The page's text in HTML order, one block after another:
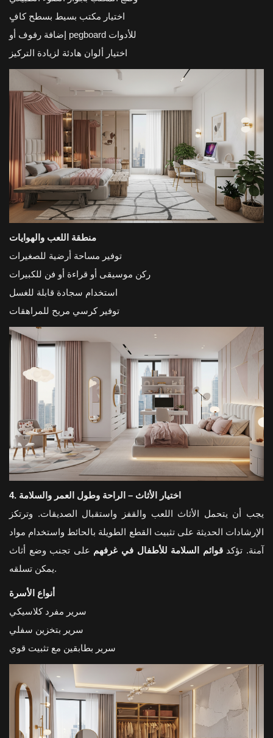
اختيار مكتب بسيط بسطح كافٍ
إضافة رفوف أو pegboard للأدوات
اختيار ألوان هادئة لزيادة التركيز
منطقة اللعب والهوايات
توفير مساحة أرضية للصغيرات
ركن موسيقى أو قراءة أو فن للكبيرات
استخدام سجادة قابلة للغسل
توفير كرسي مريح للمراهقات
4. اختيار الأثاث – الراحة وطول العمر والسلامة
يجب أن يتحمل الأثاث اللعب والقفز واستقبال الصديقات. وترتكز
الإرشادات الحديثة على تثبيت القطع الطويلة بالحائط واستخدام مواد
آمنة. تؤكدقوائم السلامة للأطفال في غرفهم على تجنب وضع أثاث
يمكن تسلقه.
أنواع الأسرة
سرير مفرد كلاسيكي
سرير بتخزين سفلي
سرير بطابقين مع تثبيت قوي